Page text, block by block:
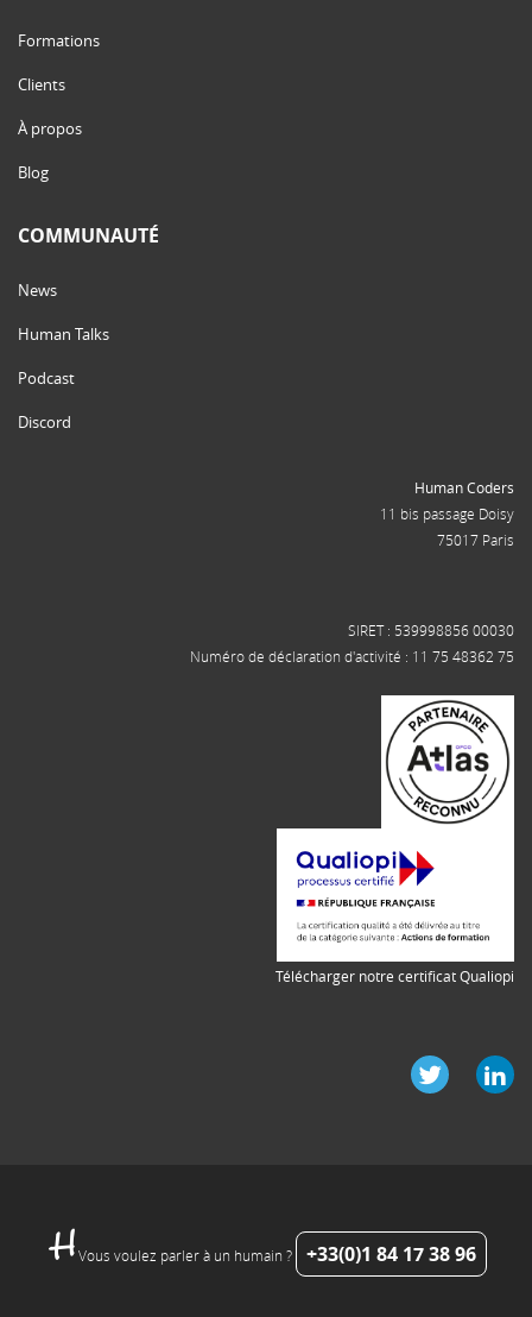
Formations
Clients
À propos
Blog
COMMUNAUTÉ
News
Human Talks
Podcast
Discord
Human Coders
11 bis passage Doisy
75017 Paris
SIRET : 539998856 00030
Numéro de déclaration d'activité : 11 75 48362 75
Télécharger notre certificat Qualiopi
Vous voulez parler à un humain ? +33(0)1 84 17 38 96